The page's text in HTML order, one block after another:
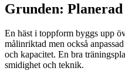
Grunden:
En häst i toppform byggs upp
målinriktad men också
och kapacitet. En bra
smidighet och teknik.